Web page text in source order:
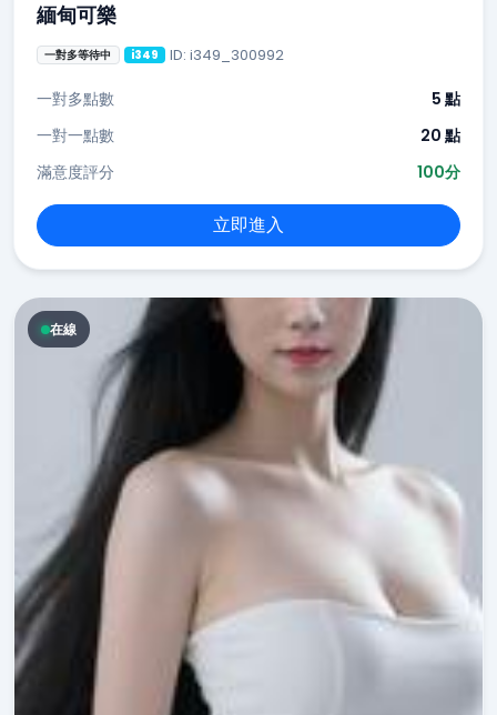
緬甸可樂
一對多等待中 i349 ID: i349_300992
一對多點數
5 點
一對一點數
20 點
滿意度評分
100分
立即進入
在線